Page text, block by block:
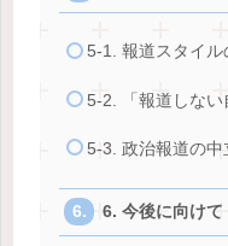
5-1. 報道スタイ
5-2. 「報道しない
5-3. 政治報道の
6. 今後に向けて